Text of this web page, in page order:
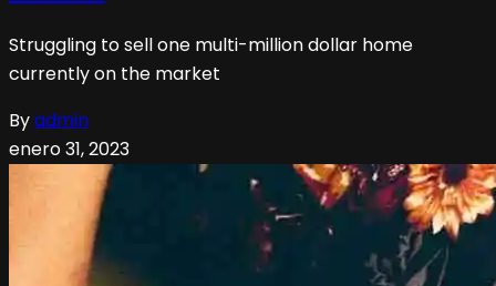
Struggling to sell one multi-million dollar home
currently on the market
Byadmin
enero 31, 2023